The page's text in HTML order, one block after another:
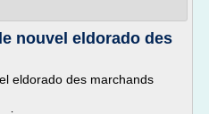
nouvel eldorado des
eldorado des marchands